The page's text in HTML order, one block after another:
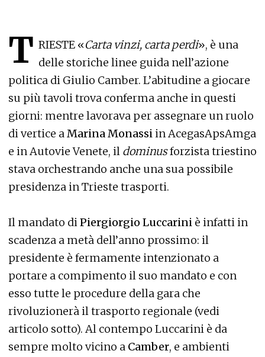
T RIESTE «Carta vinzi, carta perdi», è una
delle storiche linee guida nell’azione
politica di Giulio Camber. L’abitudine a giocare
su più tavoli trova conferma anche in questi
giorni: mentre lavorava per assegnare un ruolo
di vertice aMarina Monassiin AcegasApsAmga
e in Autovie Venete, il dominusforzista triestino
stava orchestrando anche una sua possibile
presidenza in Trieste trasporti.
Il mandato diPiergiorgio Luccarini è infatti in
scadenza a metà dell’anno prossimo: il
presidente è fermamente intenzionato a
portare a compimento il suo mandato e con
esso tutte le procedure della gara che
rivoluzionerà il trasporto regionale (vedi
articolo sotto). Al contempo Luccarini è da
sempre molto vicino a Camber, e ambienti